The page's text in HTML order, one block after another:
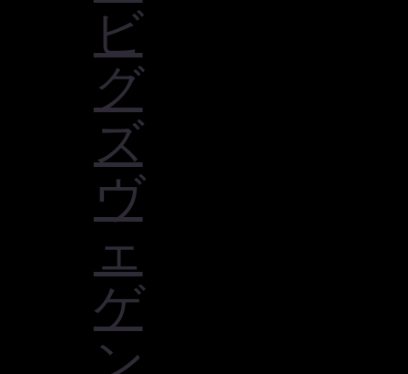
ビ
グ
ズ
ヴ
ェ
ゲ
ン